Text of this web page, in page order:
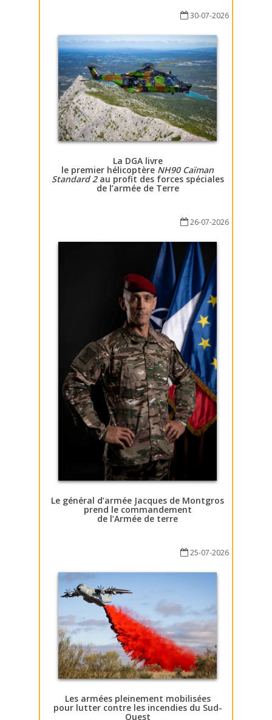
30-07-2026
La DGA livre
le premier hélicoptère NH90 Caïman
Standard 2au profit des forces spéciales
de l’armée de Terre
26-07-2026
Le général d’armée Jacques de Montgros
prend le commandement
de l’Armée de terre
25-07-2026
Les armées pleinement mobilisées
pour lutter contre les incendies du Sud-
Ouest